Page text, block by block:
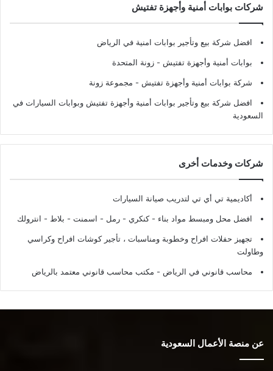
شركات بوابات أمنية وأجهزة تفتيش
افضل شركة بيع وتأجير بوابات امنية في الرياض
بوابات أمنية وأجهزة تفتيش - زونة المتحدة
شركة بوابات أمنية وأجهزة تفتيش - مجموعة زونة
افضل شركة بيع وتأجير بوابات أمنية وأجهزة تفتيش وبوابات السيارات في
السعودية
شركات وخدمات أخرى
أكاديمية تي أي تي لتدريب صيانة السيارات
افضل محل ومبسط مواد بناء - كنكري - رمل - اسمنت - بلاط - انترولك
تجهيز حفلات افراح وخطوبة ومناسبات ، تأجير كوشات افراح وكراسي
وطاولت
محاسب قانوني في الرياض - مكتب محاسب قانوني معتمد بالرياض
عن منصة الأعمال السعودية